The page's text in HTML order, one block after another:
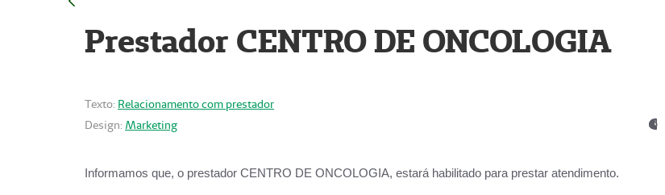
Prestador CENTRO DE ONCOLOGIA
Texto: Relacionamento com prestador
Design: Marketing
Informamos que, o prestador CENTRO DE ONCOLOGIA, estará habilitado para prestar atendimento.